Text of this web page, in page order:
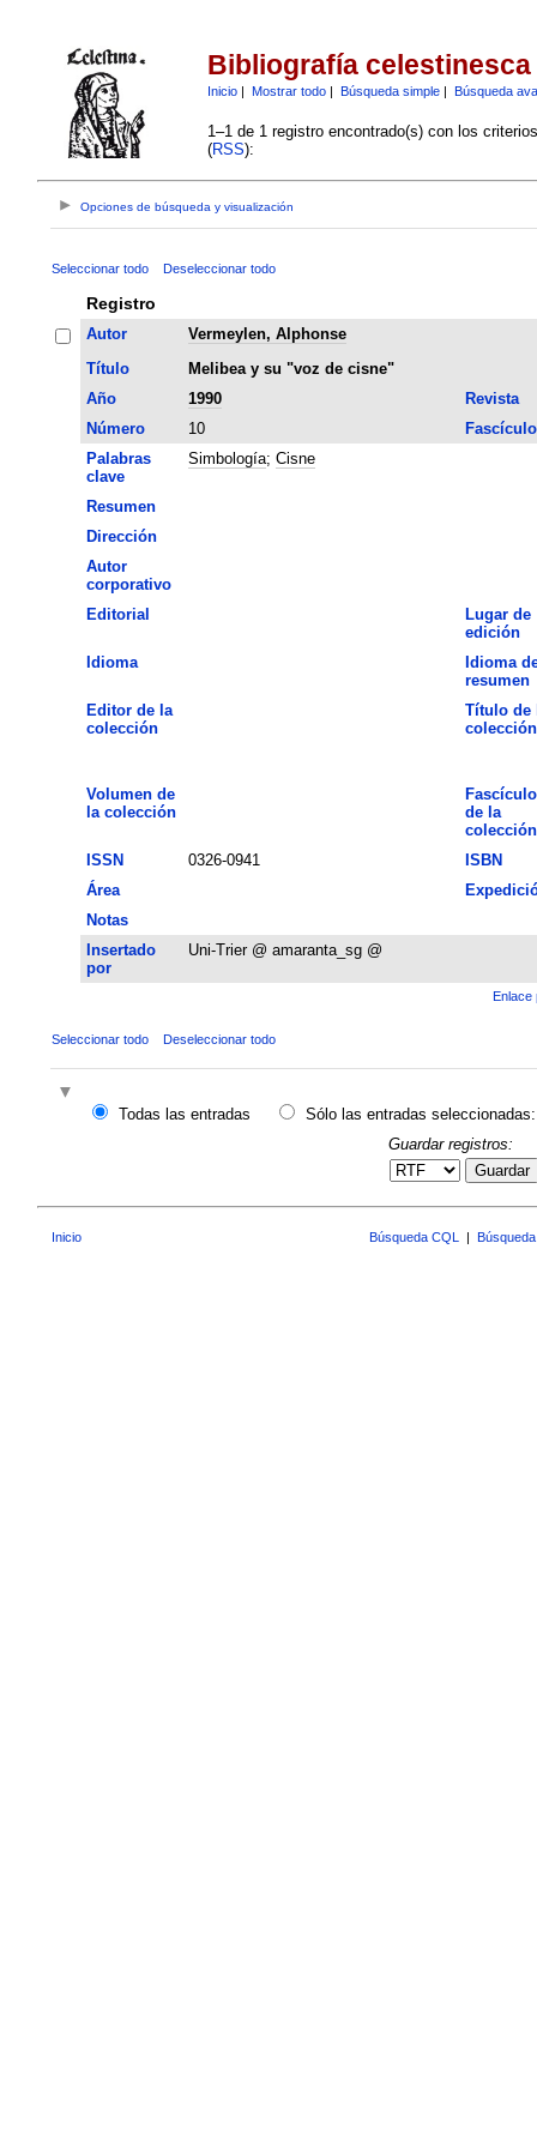
Bibliografía celestinesca
Inicio| Mostrar todo| Búsqueda simple| Búsqueda
1–1 de 1 registro encontrado(s) con los
(RSS):
Opciones de búsqueda y visualización
Seleccionar todo Deseleccionar todo
Registro
Autor
Vermeylen, Alphonse
Título
Melibea y su "voz de cisne"
Año
1990
Revista
Número
10
Fascículo
Palabras
clave
Simbología; Cisne
Resumen
Dirección
Autor
corporativo
Editorial
Lugar de
edición
Idioma
Idioma
resumen
Editor de la
colección
Título de
colección
Volumen de
la colección
Fascículo
de la
colección
ISSN
0326-0941
ISBN
Área
Notas
Insertado
por
Uni-Trier @ amaranta_sg @
Enlace
Seleccionar todo Deseleccionar todo
Todas las entradas
Sólo las entradas seleccionadas:
Guardar registros:
Guardar
Inicio Búsqueda CQL